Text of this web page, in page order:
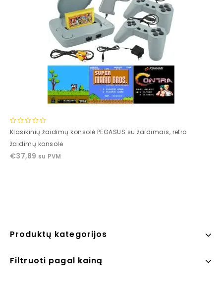
0
of
5
Klasikinių žaidimų konsolė PEGASUS su žaidimais, retro
žaidimų konsolė
€37,89 su PVM
Produktų kategorijos
Filtruoti pagal kainą